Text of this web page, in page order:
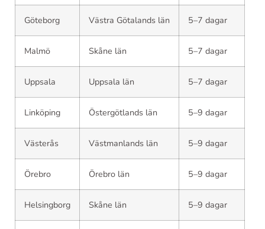
Göteborg Västra Götalands län 5–7 dagar
Malmö Skåne län 5–7 dagar
Uppsala Uppsala län 5–7 dagar
Linköping Östergötlands län 5–9 dagar
Västerås Västmanlands län 5–9 dagar
Örebro Örebro län 5–9 dagar
Helsingborg Skåne län 5–9 dagar